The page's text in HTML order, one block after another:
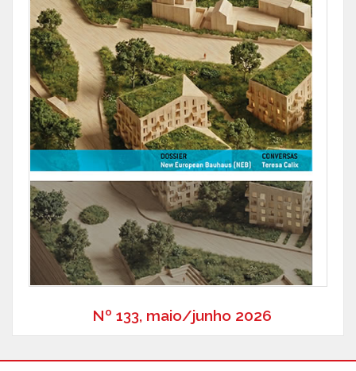
Nº 133, maio/junho 2026